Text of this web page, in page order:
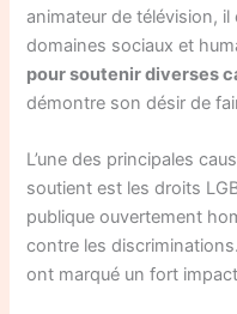
animateur de télévision,
domaines sociaux et
pour soutenir diverses
démontre son désir de
L’une des principales
soutient est les droits
publique ouvertement
contre les
ont marqué un fort